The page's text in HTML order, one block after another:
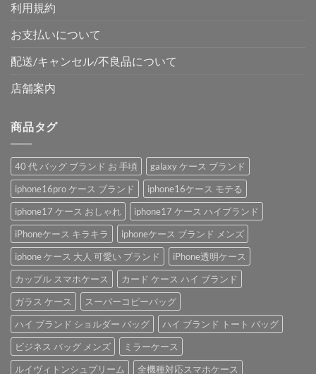
利用規約
お支払いについて
配送/キャンセル/不良品について
店舗案内
商品タグ
40 代 バッグ ブランド お 手頃
galaxy ケース ブランド
iphone16pro ケース ブランド
iphone16ケース モテる
iphone17 ケース おしゃれ
iphone17 ケース ハイブランド
iPhoneケース キラキラ
iphoneケース ブランド メンズ
iphone ケース 大人 可愛い ブランド
iPhone透明ケース
カップル スマホケース
カード ケース ハイ ブランド
ガラス ケース
スーパーコピーバッグ
ハイ ブランド ショルダー バッグ
ハイ ブランド トート バッグ
ビジネス バッグ メンズ
ミラーケース
ルイヴィトンシュプリーム
全機種対応スマホケース